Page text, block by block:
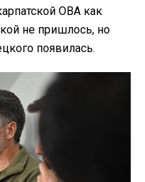
ОВА как
не пришлось, но
появилась.